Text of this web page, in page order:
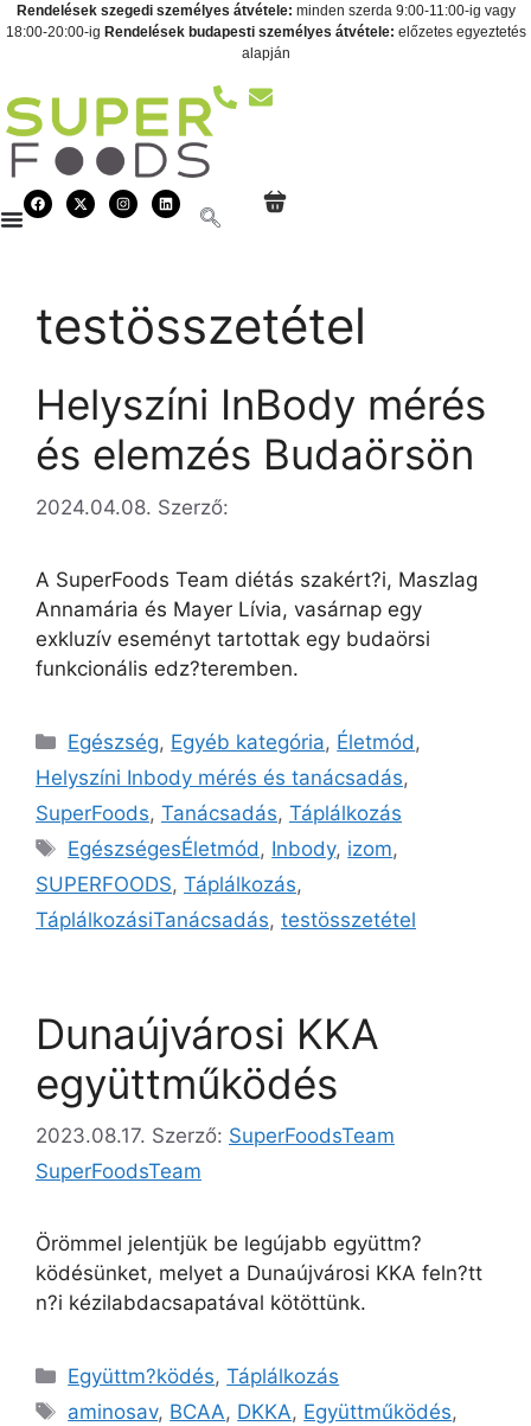
Rendelések szegedi személyes átvétele: minden szerda 9:00-11:00-ig vagy
18:00-20:00-ig Rendelések budapesti személyes átvétele: előzetes egyeztetés
alapján
testösszetétel
Helyszíni InBody mérés
és elemzés Budaörsön
2024.04.08. Szerző:
A SuperFoods Team diétás szakért?i, Maszlag
Annamária és Mayer Lívia, vasárnap egy
exkluzív eseményt tartottak egy budaörsi
funkcionális edz?teremben.
Egészség, Egyéb kategória, Életmód ,
Helyszíni Inbody mérés és tanácsadás,
SuperFoods, Tanácsadás, Táplálkozás
EgészségesÉletmód , Inbody, izom,
SUPERFOODS, Táplálkozás,
TáplálkozásiTanácsadás, testösszetétel
Dunaújvárosi KKA
együttműködés
2023.08.17. Szerző: SuperFoodsTeam
SuperFoodsTeam
Örömmel jelentjük be legújabb együttm?
ködésünket, melyet a Dunaújvárosi KKA feln?tt
n?i kézilabdacsapatával kötöttünk.
Együttm?ködés,Táplálkozás
aminosav, BCAA, DKKA, Együttműködés,